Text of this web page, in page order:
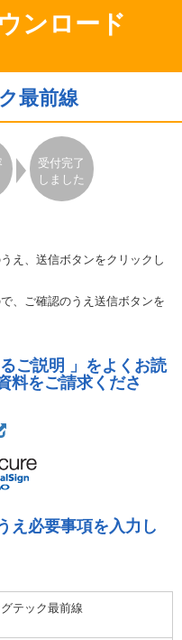
ンロード
最前線
受付完了
しました
え、送信ボタンをクリックし
、ご確認のうえ送信ボタンを
ていただきます。ダウンロ
断複写・複製（コピー等）は
ます。●このフォームは日本
mailアドレスなどは、日経
せていただきます。また、
種ご案内（刊行物、展示
等の製品やサービスのご案内
るご担当者の方）に限ら
方、及び個人的な関心に
おります。予めご了承く
ご説明 」をよくお読
料をご請求くださ
え必要事項を入力し
テック最前線